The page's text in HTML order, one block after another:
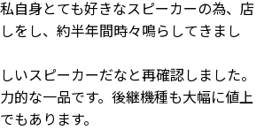
自身とても好きなスピーカーの為、店
をし、約半年間時々鳴らしてきまし
いスピーカーだなと再確認しました。
的な一品です。後継機種も大幅に値上
もあります。